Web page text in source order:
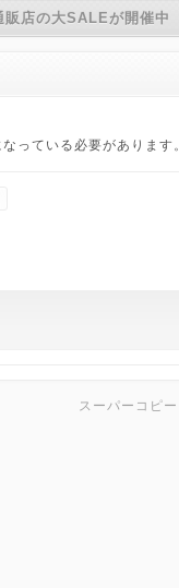
店の大SALEが開催中
っている必要があります
スーパーコピ